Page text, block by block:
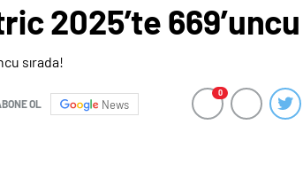
2025’te
OL News
0